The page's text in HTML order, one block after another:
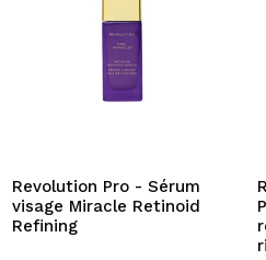
Revolution Pro - Sérum
visage Miracle Retinoid
Refining